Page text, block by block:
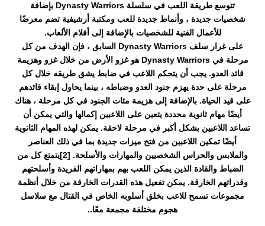
تتوسع طريقة اللعب في سلسلة Dynasty Warriors بإضافة
شخصيات جديدة ، وأنماط جديدة للعب ومكتبة أرشيفية تضم معرضًا
للأعمال الفنية للشخصيات بالإضافة إلى أفلام الألعاب.
على غرار سلف Dynasty Warriors السابق ، فإن الهدف من كل
مرحلة في Dynasty Warriors هو غزو الأرض من خلال غزو وهزيمة
قائد العدو. يجب أن يتحكم اللاعب في ضابط يشق طريقه خلال كل
مرحلة على حدة يهزم جنود العدو وضباطه ، بينما يحاول إبقاء قائدهم
على قيد الحياة. بالإضافة إلى هزيمة مئات الجنود في كل مرحلة ، هناك
أيضًا مهام ثانوية محددة يتعين على اللاعبين إكمالها والتي يمكن أن
تساعد اللاعبين بشكل أكبر في مرحلة لاحقة. يمكن لهذه المهام الثانوية
أيضًا تمكين اللاعبين من فتح ميزات جديدة بما في ذلك العناصر
والملابس والحراس الشخصيين والمهارات والأسلحة. [2]يتمتع كل من
الضباط والقادة الذين يمكن اللعب بهم بمهاراتهم الفريدة وأسلحتهم
وقدراتهم الخارقة. يمكن تفعيل هذه القدرات الخارقة من خلال أنظمة
مجموعات تسمح للاعب بخلق أسلوبه الخاص في القتال مع سلاسل
هجوم مختلفة مجمعة معًا..